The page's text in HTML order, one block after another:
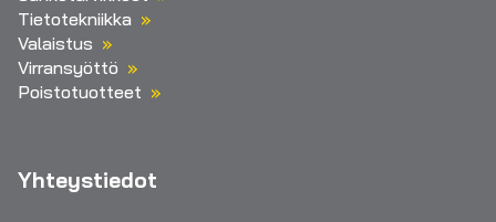
Tietotekniikka
Valaistus
Virransyöttö
Poistotuotteet
Yhteystiedot